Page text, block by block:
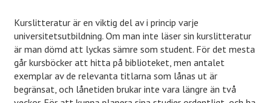
Kurslitteratur är en viktig del av i princip varje
universitetsutbildning. Om man inte läser sin kurslitteratur
är man dömd att lyckas sämre som student. För det mesta
går kursböcker att hitta på biblioteket, men antalet
exemplar av de relevanta titlarna som lånas ut är
begränsat, och lånetiden brukar inte vara längre än två